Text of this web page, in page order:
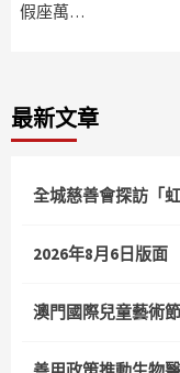
假座萬…
最新文章
全城慈善會探訪「
2026年8月6日版面
澳門國際兒童藝術